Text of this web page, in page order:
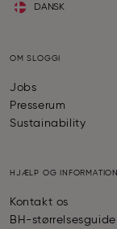
DANSK
OM SLOGGI
Jobs
Presserum
Sustainability
HJÆLP OG INFORMATION
Kontakt os
BH-størrelsesguide